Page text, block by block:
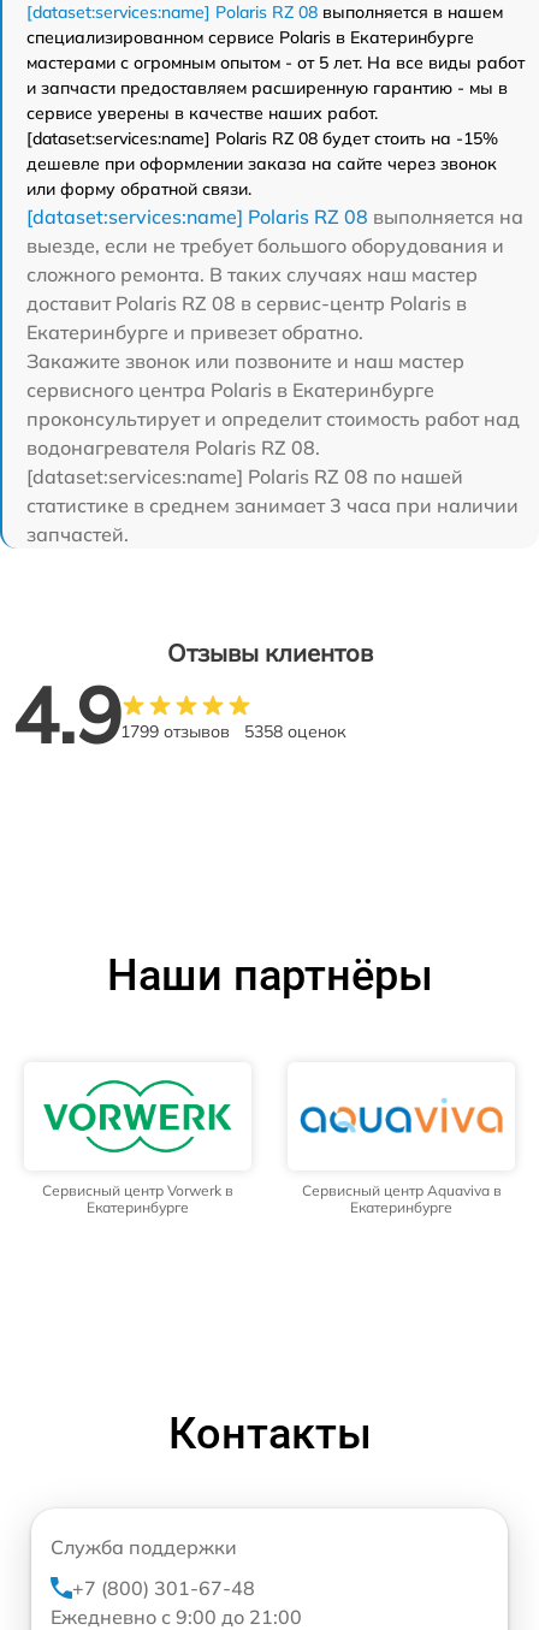
[dataset:services:name] Polaris RZ 08 выполняется в нашем
специализированном сервисе Polaris в Екатеринбурге
мастерами с огромным опытом - от 5 лет. На все виды работ
и запчасти предоставляем расширенную гарантию - мы в
сервисе уверены в качестве наших работ.
[dataset:services:name] Polaris RZ 08 будет стоить на -15%
дешевле при оформлении заказа на сайте через звонок
или форму обратной связи.
[dataset:services:name] Polaris RZ 08 выполняется на
выезде, если не требует большого оборудования и
сложного ремонта. В таких случаях наш мастер
доставит Polaris RZ 08 в сервис-центр Polaris в
Екатеринбурге и привезет обратно.
Закажите звонок или позвоните и наш мастер
сервисного центра Polaris в Екатеринбурге
проконсультирует и определит стоимость работ над
водонагревателя Polaris RZ 08.
[dataset:services:name] Polaris RZ 08 по нашей
статистике в среднем занимает 3 часа при наличии
запчастей.
Отзывы клиентов
4.91799 отзывов 5358 оценок
Наши партнёры
Сервисный центр Vorwerk в
Екатеринбурге
Сервисный центр Aquaviva в
Екатеринбурге
Контакты
Служба поддержки
+7 (800) 301-67-48
Ежедневно с 9:00 до 21:00